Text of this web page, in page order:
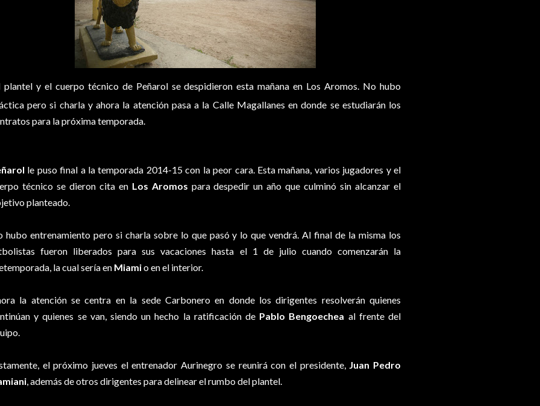
plantel y el cuerpo técnico de Peñarol se despidieron esta mañana en Los Aromos. No hubo
pero si charla y ahora la atención pasa a la Calle Magallanes en donde se estudiarán los
para la próxima temporada.
le puso final a la temporada 2014-15 con la peor cara. Esta mañana, varios jugadores y el
técnico se dieron cita en Los Aromos para despedir un año que culminó sin alcanzar el
planteado.
hubo entrenamiento pero si charla sobre lo que pasó y lo que vendrá. Al final de la misma los
fueron liberados para sus vacaciones hasta el 1 de julio cuando comenzarán la
la cual sería en Miamio en el interior.
la atención se centra en la sede Carbonero en donde los dirigentes resolverán quienes
y quienes se van, siendo un hecho la ratificación de Pablo Bengoechea al frente del
el próximo jueves el entrenador Aurinegro se reunirá con el presidente, Juan Pedro
, además de otros dirigentes para delinear el rumbo del plantel.